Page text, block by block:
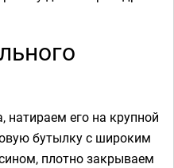
его на крупной
бутылку с широким
плотно закрываем